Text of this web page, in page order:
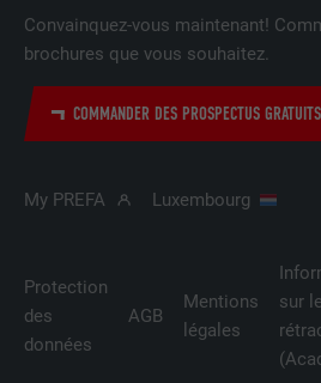
Convainquez-vous maintenant!
brochures que vous souhaitez.
COMMANDER DES PROSPECTUS GRATUITS
My PREFA Luxembourg
Protection
des
données
AGB
Mentions
légales
sur
NOM _fbp
FOURNISSEUR Facebook
EXPIRATION 3 mois
UTILITÉ
une série de
exemple des
d'annonceurs